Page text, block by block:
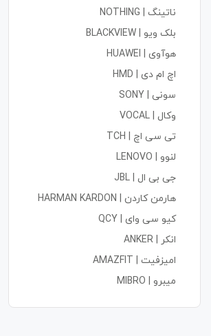
ناتینگ | NOTHING
بلک ویو | BLACKVIEW
هوآوی | HUAWEI
اچ ام دی | HMD
سونی | SONY
وکال | VOCAL
تی سی اچ | TCH
لنوو | LENOVO
جی بی ال | JBL
هارمن کاردن | HARMAN KARDON
کیو سی وای | QCY
انکر | ANKER
امیزفیت | AMAZFIT
میبرو | MIBRO